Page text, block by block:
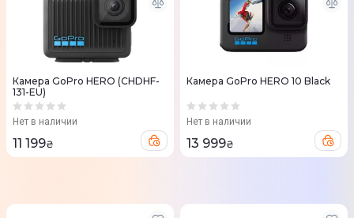
Камера GoPro HERO (CHDHF-
131-EU)
Нет в наличии
11 199₴
Камера GoPro HERO 10 Black
Нет в наличии
13 999₴